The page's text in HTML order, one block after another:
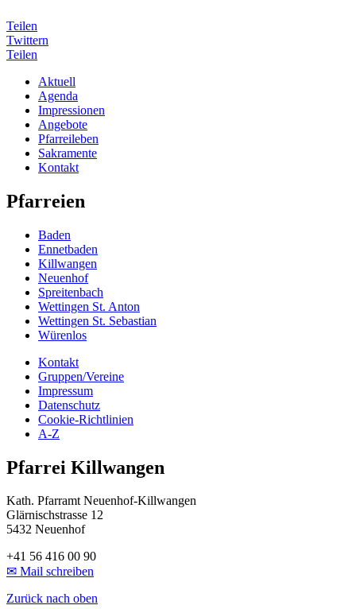
Teilen
Twittern
Teilen
Aktuell
Agenda
Impressionen
Angebote
Pfarreileben
Sakramente
Kontakt
Pfarreien
Baden
Ennetbaden
Killwangen
Neuenhof
Spreitenbach
Wettingen St. Anton
Wettingen St. Sebastian
Würenlos
Kontakt
Gruppen/Vereine
Impressum
Datenschutz
Cookie-Richtlinien
A-Z
Pfarrei Killwangen
Kath. Pfarramt Neuenhof-Killwangen
Glärnischstrasse 12
5432 Neuenhof
+41 56 416 00 90
✉ Mail schreiben
Zurück nach oben